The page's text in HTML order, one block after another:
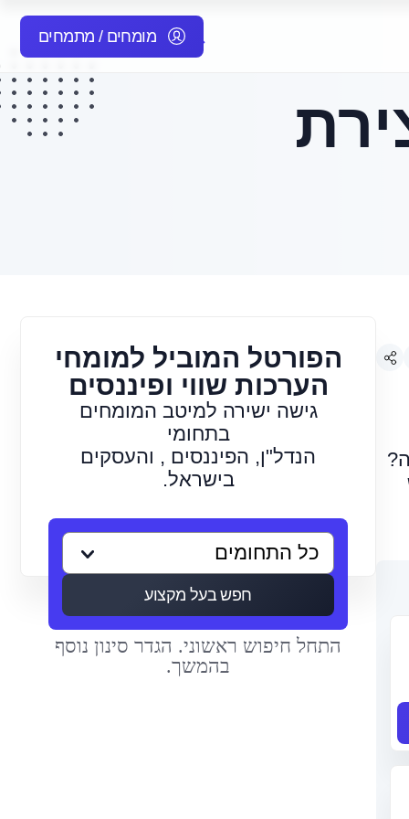
מומחים / מתמחים
הפורטל המוביל למומחי
הערכות שווי ופיננסים
גישה ישירה למיטב המומחים
בתחומי
הנדל"ן, הפיננסים , והעסקים
בישראל.
חפש בעל מקצוע
התחל חיפוש ראשוני. הגדר סינון נוסף
בהמשך.